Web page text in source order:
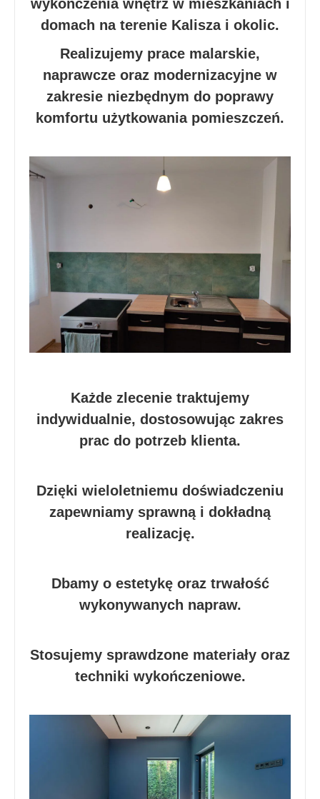
wykończenia wnętrz w mieszkaniach i
domach na terenie Kalisza i okolic.
Realizujemy prace malarskie,
naprawcze oraz modernizacyjne w
zakresie niezbędnym do poprawy
komfortu użytkowania pomieszczeń.
Każde zlecenie traktujemy
indywidualnie, dostosowując zakres
prac do potrzeb klienta.
Dzięki wieloletniemu doświadczeniu
zapewniamy sprawną i dokładną
realizację.
Dbamy o estetykę oraz trwałość
wykonywanych napraw.
Stosujemy sprawdzone materiały oraz
techniki wykończeniowe.